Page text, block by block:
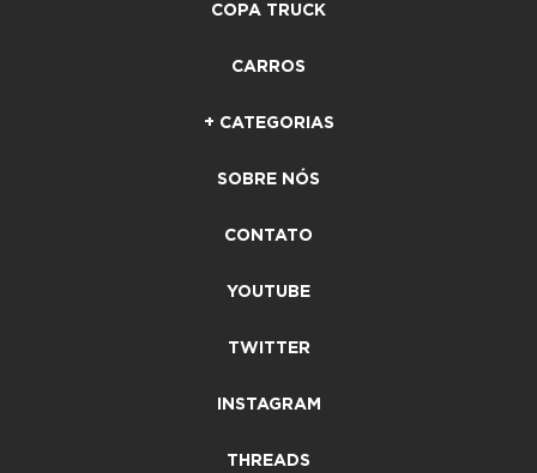
COPA TRUCK
CARROS
+ CATEGORIAS
SOBRE NÓS
CONTATO
YOUTUBE
TWITTER
INSTAGRAM
THREADS